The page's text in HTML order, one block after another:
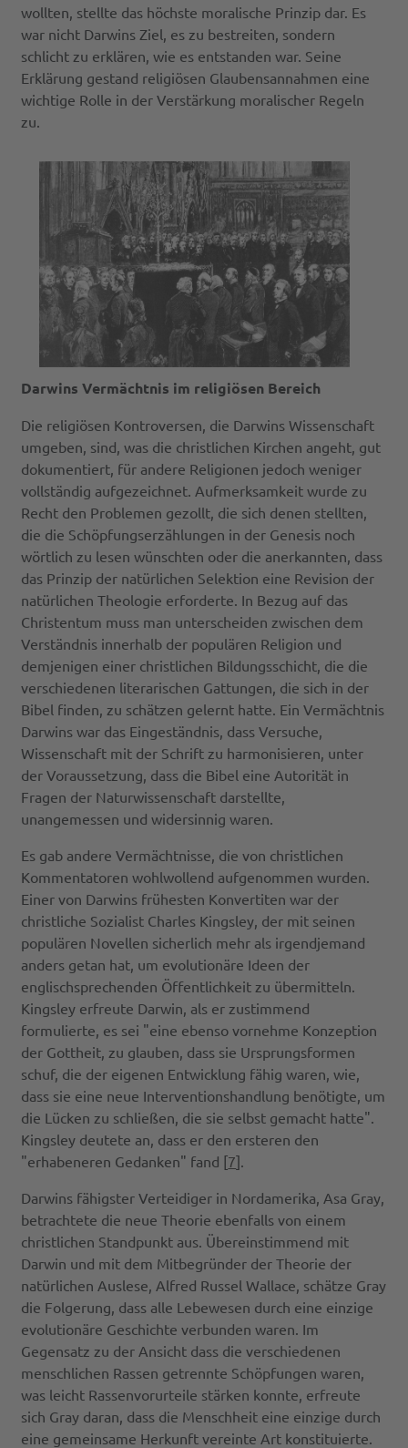
wollten, stellte das höchste moralische Prinzip dar. Es
war nicht Darwins Ziel, es zu bestreiten, sondern
schlicht zu erklären, wie es entstanden war. Seine
Erklärung gestand religiösen Glaubensannahmen eine
wichtige Rolle in der Verstärkung moralischer Regeln
zu.
Darwins Vermächtnis im religiösen Bereich
Die religiösen Kontroversen, die Darwins Wissenschaft
umgeben, sind, was die christlichen Kirchen angeht, gut
dokumentiert, für andere Religionen jedoch weniger
vollständig aufgezeichnet. Aufmerksamkeit wurde zu
Recht den Problemen gezollt, die sich denen stellten,
die die Schöpfungserzählungen in der Genesis noch
wörtlich zu lesen wünschten oder die anerkannten, dass
das Prinzip der natürlichen Selektion eine Revision der
natürlichen Theologie erforderte. In Bezug auf das
Christentum muss man unterscheiden zwischen dem
Verständnis innerhalb der populären Religion und
demjenigen einer christlichen Bildungsschicht, die die
verschiedenen literarischen Gattungen, die sich in der
Bibel finden, zu schätzen gelernt hatte. Ein Vermächtnis
Darwins war das Eingeständnis, dass Versuche,
Wissenschaft mit der Schrift zu harmonisieren, unter
der Voraussetzung, dass die Bibel eine Autorität in
Fragen der Naturwissenschaft darstellte,
unangemessen und widersinnig waren.
Es gab andere Vermächtnisse, die von christlichen
Kommentatoren wohlwollend aufgenommen wurden.
Einer von Darwins frühesten Konvertiten war der
christliche Sozialist Charles Kingsley, der mit seinen
populären Novellen sicherlich mehr als irgendjemand
anders getan hat, um evolutionäre Ideen der
englischsprechenden Öffentlichkeit zu übermitteln.
Kingsley erfreute Darwin, als er zustimmend
formulierte, es sei "eine ebenso vornehme Konzeption
der Gottheit, zu glauben, dass sie Ursprungsformen
schuf, die der eigenen Entwicklung fähig waren, wie,
dass sie eine neue Interventionshandlung benötigte, um
die Lücken zu schließen, die sie selbst gemacht hatte".
Kingsley deutete an, dass er den ersteren den
"erhabeneren Gedanken" fand [7].
Darwins fähigster Verteidiger in Nordamerika, Asa Gray,
betrachtete die neue Theorie ebenfalls von einem
christlichen Standpunkt aus. Übereinstimmend mit
Darwin und mit dem Mitbegründer der Theorie der
natürlichen Auslese, Alfred Russel Wallace, schätze Gray
die Folgerung, dass alle Lebewesen durch eine einzige
evolutionäre Geschichte verbunden waren. Im
Gegensatz zu der Ansicht dass die verschiedenen
menschlichen Rassen getrennte Schöpfungen waren,
was leicht Rassenvorurteile stärken konnte, erfreute
sich Gray daran, dass die Menschheit eine einzige durch
eine gemeinsame Herkunft vereinte Art konstituierte.